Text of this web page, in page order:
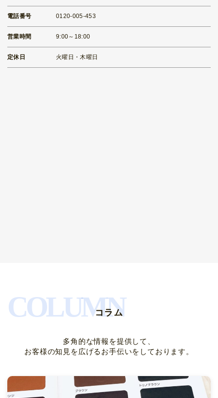
電話番号 0120-005-453
営業時間 9:00～18:00
定休日 火曜日・木曜日
COLUMN
コラム
多角的な情報を提供して、
お客様の知見を広げるお手伝いをしております。